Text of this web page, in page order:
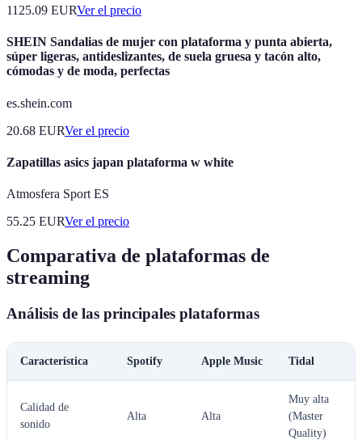
1125.09 EURVer el precio
SHEIN Sandalias de mujer con plataforma y punta abierta,
súper ligeras, antideslizantes, de suela gruesa y tacón alto,
cómodas y de moda, perfectas
es.shein.com
20.68 EURVer el precio
Zapatillas asics japan plataforma w white
Atmosfera Sport ES
55.25 EURVer el precio
Comparativa de plataformas de
streaming
Análisis de las principales plataformas
Característica Spotify Apple Music Tidal
Calidad de
sonido
Alta Alta
Muy alta
(Master
Quality)